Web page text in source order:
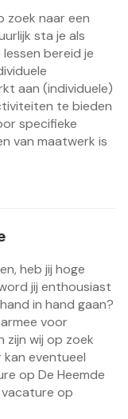
zoek naar een
sta je als
bereid je
aan (individuele)
te bieden
specifieke
van maatwerk is
heb jij hoge
jij enthousiast
in hand gaan?
voor
zijn wij op zoek
kan eventueel
op De Heemde
vacature op